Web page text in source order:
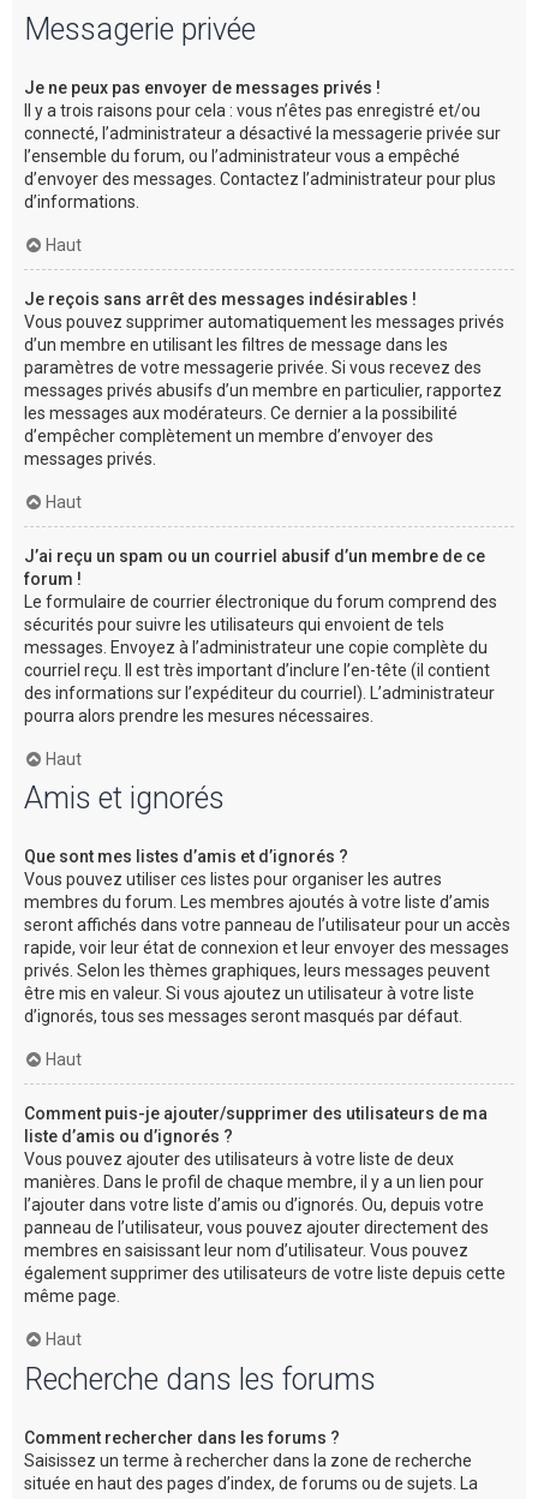
Messagerie privée
Je ne peux pas envoyer de messages privés !
Il y a trois raisons pour cela : vous n’êtes pas enregistré et/ou
connecté, l’administrateur a désactivé la messagerie privée sur
l’ensemble du forum, ou l’administrateur vous a empêché
d’envoyer des messages. Contactez l’administrateur pour plus
d’informations.
Haut
Je reçois sans arrêt des messages indésirables !
Vous pouvez supprimer automatiquement les messages privés
d’un membre en utilisant les filtres de message dans les
paramètres de votre messagerie privée. Si vous recevez des
messages privés abusifs d’un membre en particulier, rapportez
les messages aux modérateurs. Ce dernier a la possibilité
d’empêcher complètement un membre d’envoyer des
messages privés.
Haut
J’ai reçu un spam ou un courriel abusif d’un membre de ce
forum !
Le formulaire de courrier électronique du forum comprend des
sécurités pour suivre les utilisateurs qui envoient de tels
messages. Envoyez à l’administrateur une copie complète du
courriel reçu. Il est très important d’inclure l’en-tête (il contient
des informations sur l’expéditeur du courriel). L’administrateur
pourra alors prendre les mesures nécessaires.
Haut
Amis et ignorés
Que sont mes listes d’amis et d’ignorés ?
Vous pouvez utiliser ces listes pour organiser les autres
membres du forum. Les membres ajoutés à votre liste d’amis
seront affichés dans votre panneau de l’utilisateur pour un accès
rapide, voir leur état de connexion et leur envoyer des messages
privés. Selon les thèmes graphiques, leurs messages peuvent
être mis en valeur. Si vous ajoutez un utilisateur à votre liste
d’ignorés, tous ses messages seront masqués par défaut.
Haut
Comment puis-je ajouter/supprimer des utilisateurs de ma
liste d’amis ou d’ignorés ?
Vous pouvez ajouter des utilisateurs à votre liste de deux
manières. Dans le profil de chaque membre, il y a un lien pour
l’ajouter dans votre liste d’amis ou d’ignorés. Ou, depuis votre
panneau de l’utilisateur, vous pouvez ajouter directement des
membres en saisissant leur nom d’utilisateur. Vous pouvez
également supprimer des utilisateurs de votre liste depuis cette
même page.
Haut
Recherche dans les forums
Comment rechercher dans les forums ?
Saisissez un terme à rechercher dans la zone de recherche
située en haut des pages d’index, de forums ou de sujets. La